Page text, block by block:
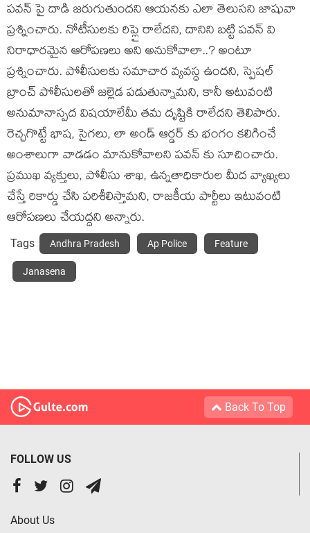
పవన్ పై దాడి జరుగుతుందని ఆయనకు ఎలా తెలుసని జాషువా
ప్రశ్నించారు. నోటీసులకు రిప్లై రాలేదని, దానిని బట్టి పవన్ వి
నిరాధారమైన ఆరోపణలు అని అనుకోవాలా..? అంటూ
ప్రశ్నించారు. పోలీసులకు సమాచార వ్యవస్ధ ఉందని, స్పెషల్
బ్రాంచ్ పోలీసులతో జల్లెడ పడుతున్నామని, కానీ అటువంటి
అనుమానాస్పద విషయాలేమీ తమ దృష్టికి రాలేదని తెలిపారు.
రెచ్చగొట్టే భాష, సైగలు, లా అండ్ ఆర్డర్ కు భంగం కలిగించే
అంశాలుగా వాడడం మానుకోవాలని పవన్ కు సూచించారు.
ప్రముఖ వ్యక్తులు, పోలీసు శాఖ, ఉన్నతాధికారుల మీద వ్యాఖ్యలు
చేస్తే రికార్డు చేసి పరిశీలిస్తామని, రాజకీయ పార్టీలు ఇటువంటి
ఆరోపణలు చేయద్దని అన్నారు.
Tags Andhra Pradesh Ap Police Feature
Janasena
Back To Top
FOLLOW US
About Us